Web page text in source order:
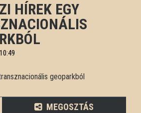
HÍREK EGY
geoparkból
MEGOSZTÁS